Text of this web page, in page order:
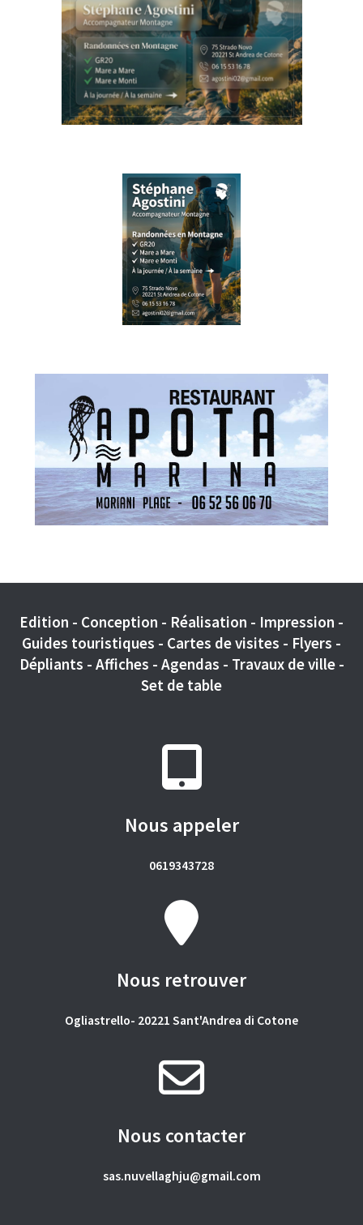
Edition - Conception - Réalisation - Impression -
Guides touristiques - Cartes de visites - Flyers -
Dépliants - Affiches - Agendas - Travaux de ville -
Set de table
Nous appeler
0619343728
Nous retrouver
Ogliastrello- 20221 Sant'Andrea di Cotone
Nous contacter
sas.nuvellaghju@gmail.com